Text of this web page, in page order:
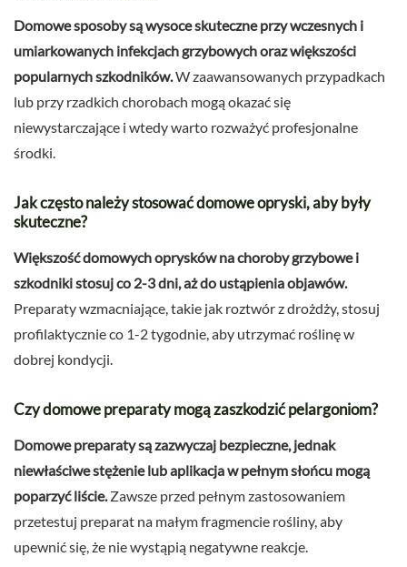
Domowe sposoby są wysoce skuteczne przy wczesnych i
umiarkowanych infekcjach grzybowych oraz większości
popularnych szkodników.W zaawansowanych przypadkach
lub przy rzadkich chorobach mogą okazać się
niewystarczające i wtedy warto rozważyć profesjonalne
środki.
Jak często należy stosować domowe opryski, aby były
skuteczne?
Większość domowych oprysków na choroby grzybowe i
szkodniki stosuj co 2-3 dni, aż do ustąpienia objawów.
Preparaty wzmacniające, takie jak roztwór z drożdży, stosuj
profilaktycznie co 1-2 tygodnie, aby utrzymać roślinę w
dobrej kondycji.
Czy domowe preparaty mogą zaszkodzić pelargoniom?
Domowe preparaty są zazwyczaj bezpieczne, jednak
niewłaściwe stężenie lub aplikacja w pełnym słońcu mogą
poparzyć liście.Zawsze przed pełnym zastosowaniem
przetestuj preparat na małym fragmencie rośliny, aby
upewnić się, że nie wystąpią negatywne reakcje.